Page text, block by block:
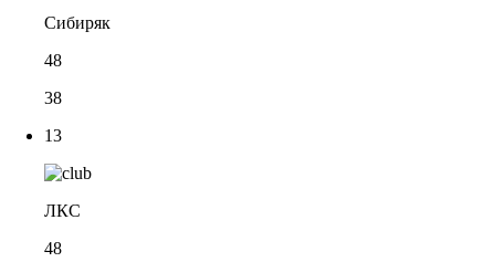
Сибиряк
48
38
13
ЛКС
48